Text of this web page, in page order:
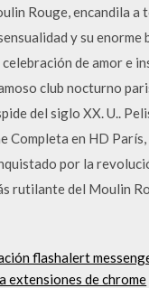
Rouge, encandila a
y su enorme
de amor e
club nocturno
del siglo XX. U..
Completa en HD
por la
rutilante del Moulin
flashalert
extensiones de chrome